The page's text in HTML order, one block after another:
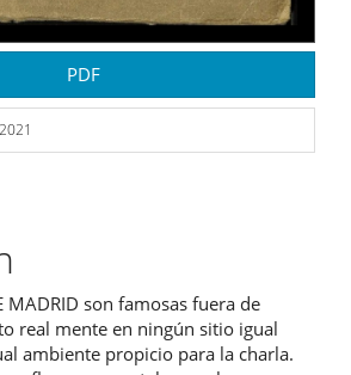
PDF
MADRID son famosas fuera de
real mente en ningún sitio igual
ambiente propicio para la charla.